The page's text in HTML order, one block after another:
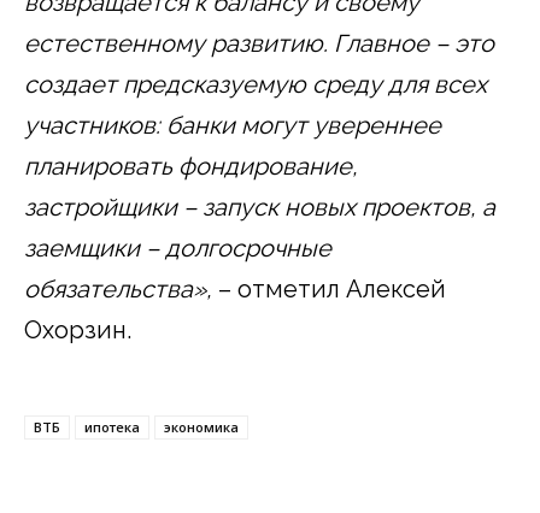
естественному развитию. Главное – это
создает предсказуемую среду для всех
участников: банки могут увереннее
планировать фондирование,
застройщики – запуск новых проектов, а
заемщики – долгосрочные
обязательства», – отметил Алексей
Охорзин.
ВТБ ипотека экономика